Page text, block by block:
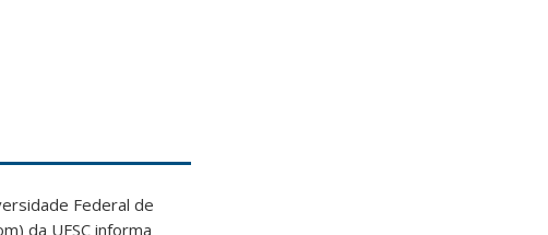
Federal de
da UFSC informa